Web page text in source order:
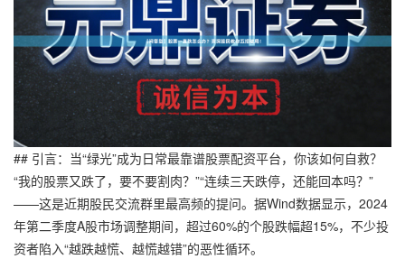
## 引言：当“绿光”成为日常最靠谱股票配资平台，你该如何自救？
“我的股票又跌了，要不要割肉？”“连续三天跌停，还能回本吗？”
——这是近期股民交流群里最高频的提问。据Wind数据显示，2024
年第二季度A股市场调整期间，超过60%的个股跌幅超15%，不少投
资者陷入“越跌越慌、越慌越错”的恶性循环。